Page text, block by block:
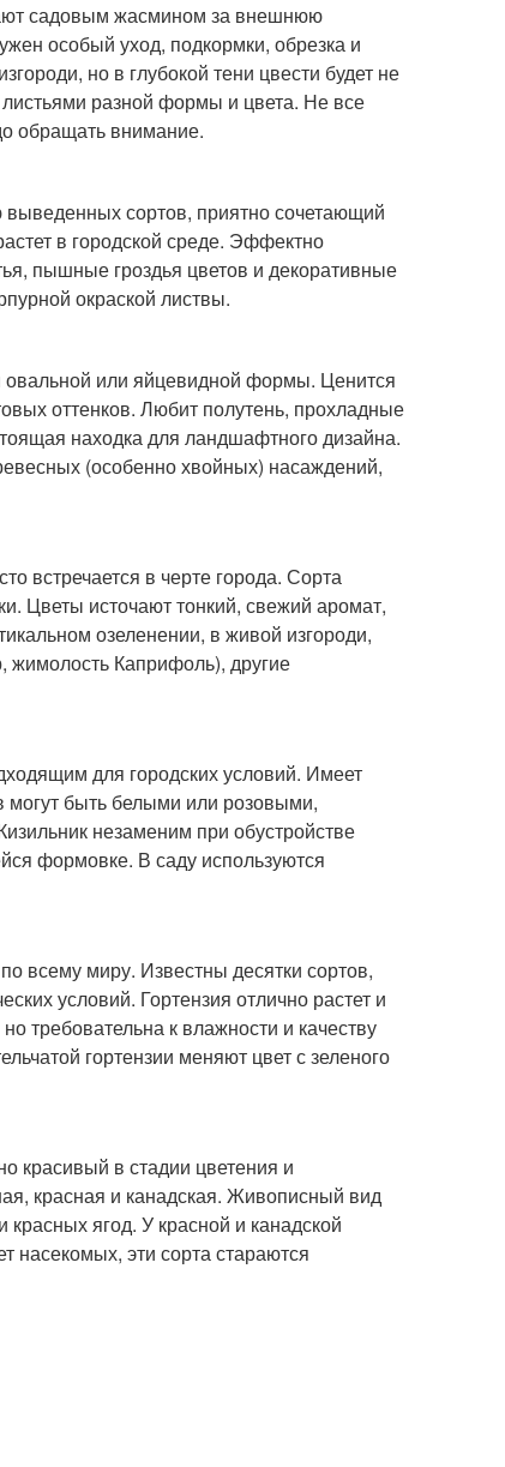
садовым жасмином за внешнюю
особый уход, подкормки, обрезка и
но в глубокой тени цвести будет не
разной формы и цвета. Не все
обращать внимание.
сортов, приятно сочетающий
в городской среде. Эффектно
пышные гроздья цветов и декоративные
окраской листвы.
овальной или яйцевидной формы. Ценится
оттенков. Любит полутень, прохладные
находка для ландшафтного дизайна.
(особенно хвойных) насаждений,
встречается в черте города. Сорта
Цветы источают тонкий, свежий аромат,
озеленении, в живой изгороди,
жимолость Каприфоль), другие
для городских условий. Имеет
могут быть белыми или розовыми,
незаменим при обустройстве
формовке. В саду используются
всему миру. Известны десятки сортов,
условий. Гортензия отлично растет и
требовательна к влажности и качеству
гортензии меняют цвет с зеленого
красивый в стадии цветения и
красная и канадская. Живописный вид
ягод. У красной и канадской
насекомых, эти сорта стараются